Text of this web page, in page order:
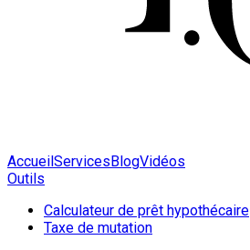
AccueilServicesBlogVidéos
Outils
Calculateur de prêt hypothécaire
Taxe de mutation